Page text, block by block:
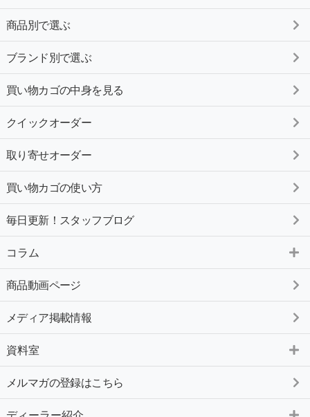
商品別で選ぶ
ブランド別で選ぶ
買い物カゴの中身を見る
クイックオーダー
取り寄せオーダー
買い物カゴの使い方
毎日更新！スタッフブログ
コラム
商品動画ページ
メディア掲載情報
資料室
メルマガの登録はこちら